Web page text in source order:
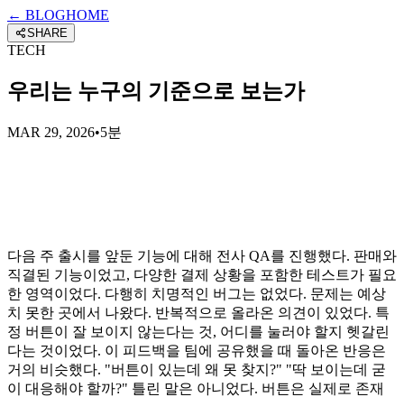
← BLOGHOME
SHARE
TECH
우리는 누구의 기준으로 보는가
MAR 29, 2026•5분
다음 주 출시를 앞둔 기능에 대해 전사 QA를 진행했다. 판매와
직결된 기능이었고, 다양한 결제 상황을 포함한 테스트가 필요
한 영역이었다. 다행히 치명적인 버그는 없었다. 문제는 예상
치 못한 곳에서 나왔다. 반복적으로 올라온 의견이 있었다. 특
정 버튼이 잘 보이지 않는다는 것, 어디를 눌러야 할지 헷갈린
다는 것이었다. 이 피드백을 팀에 공유했을 때 돌아온 반응은
거의 비슷했다. "버튼이 있는데 왜 못 찾지?" "딱 보이는데 굳
이 대응해야 할까?" 틀린 말은 아니었다. 버튼은 실제로 존재